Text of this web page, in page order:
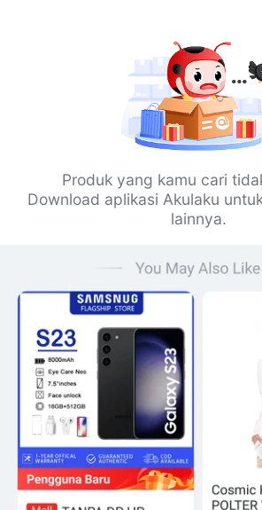
Produk yang kamu cari
Download aplikasi Akulaku
lainnya.